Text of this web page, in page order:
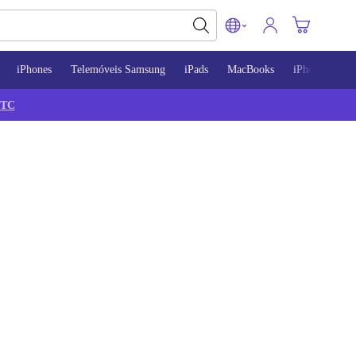
iPhones Telemóveis Samsung iPads MacBooks iPhone 13
TC